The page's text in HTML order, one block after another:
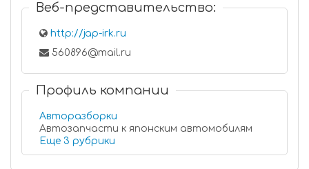
Веб-представительство:
http://jap-irk.ru
560896@mail.ru
Профиль компании
Авторазборки
Автозапчасти к японским автомобилям
Еще 3 рубрики